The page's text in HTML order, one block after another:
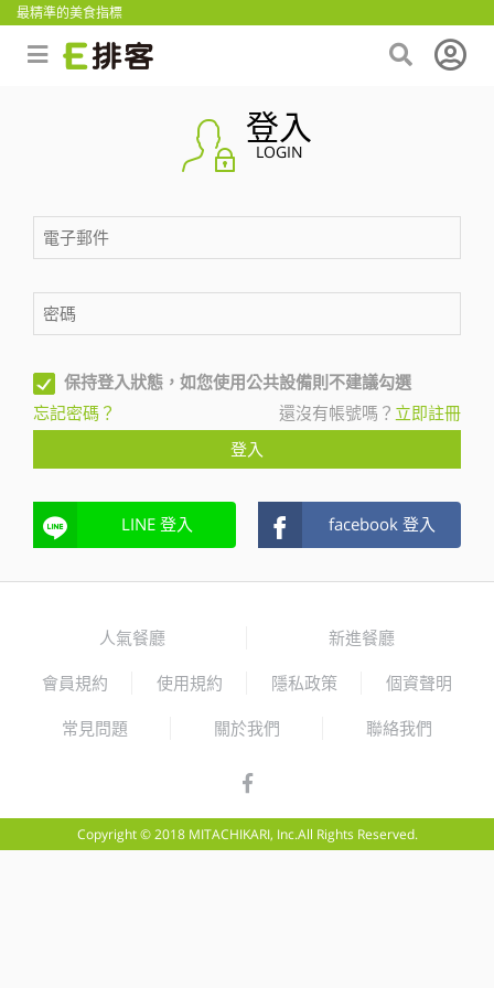
最精準的美食指標
登入
LOGIN
保持登入狀態，如您使用公共設備則不建議勾選
忘記密碼？
還沒有帳號嗎？ 立即註冊
登入
LINE 登入 facebook 登入
人氣餐廳 新進餐廳
會員規約 使用規約 隱私政策 個資聲明
常見問題 關於我們 聯絡我們
Copyright © 2018 MITACHIKARI, Inc.All Rights Reserved.